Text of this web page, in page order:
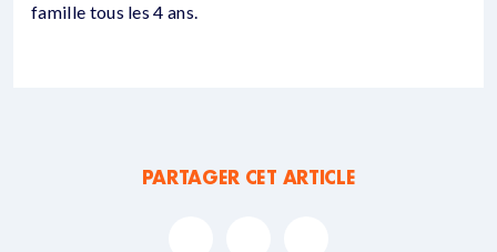
famille tous les 4 ans.
PARTAGER CET ARTICLE